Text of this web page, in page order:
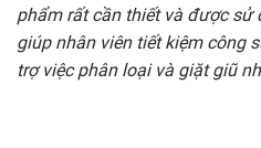
phẩm rất cần thiết và được sử
giúp nhân viên tiết kiệm công
trợ việc phân loại và giặt giũ